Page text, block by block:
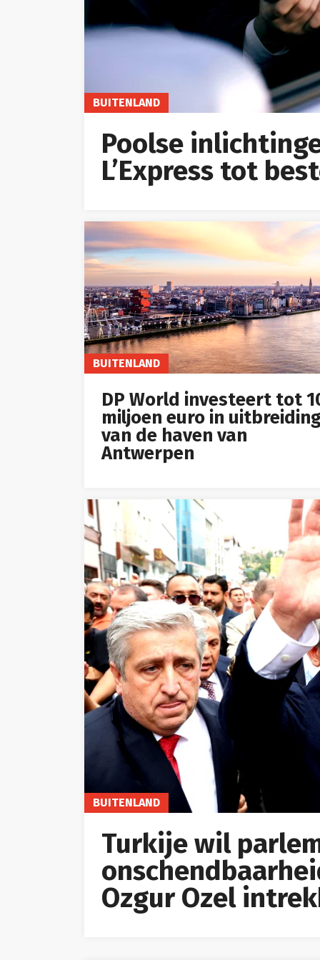
BUITENLAND
Poolse
L’Express tot
BUITENLAND
DP World investeert tot
miljoen euro in
van de haven van
Antwerpen
BUITENLAND
Turkije wil
Ozgur Ozel